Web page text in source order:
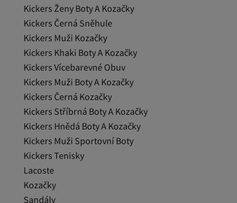
Kickers Ženy Boty A Kozačky
Kickers Černá Sněhule
Kickers Muži Kozačky
Kickers Khaki Boty A Kozačky
Kickers Vícebarevné Obuv
Kickers Muži Boty A Kozačky
Kickers Černá Kozačky
Kickers Stříbrná Boty A Kozačky
Kickers Hnědá Boty A Kozačky
Kickers Muži Sportovní Boty
Kickers Tenisky
Lacoste
Kozačky
Sandály